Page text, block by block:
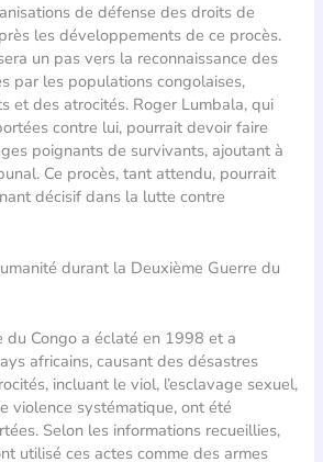
de défense des droits de
les développements de ce procès.
un pas vers la reconnaissance des
par les populations congolaises,
et des atrocités. Roger Lumbala, qui
contre lui, pourrait devoir faire
poignants de survivants, ajoutant à
Ce procès, tant attendu, pourrait
décisif dans la lutte contre
durant la Deuxième Guerre du
du Congo a éclaté en 1998 et a
africains, causant des désastres
incluant le viol, l’esclavage sexuel,
violence systématique, ont été
Selon les informations recueillies,
utilisé ces actes comme des armes